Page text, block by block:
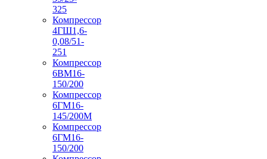
325
Компрессор
4ГШ1,6-
0,08/51-
251
Компрессор
6ВМ16-
150/200
Компрессор
6ГМ16-
145/200М
Компрессор
6ГМ16-
150/200